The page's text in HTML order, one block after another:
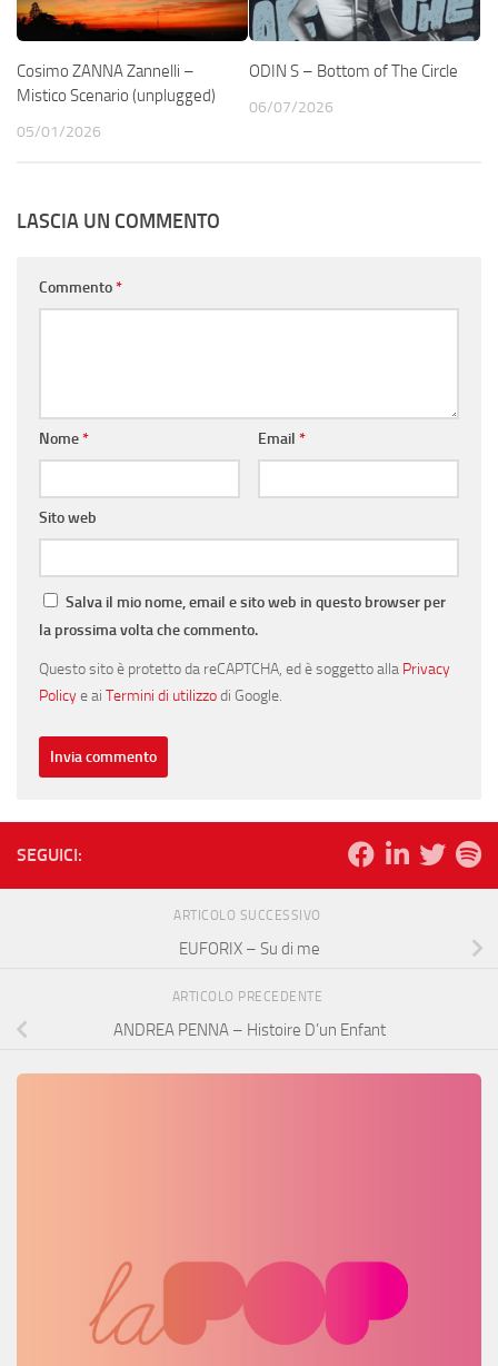
Cosimo ZANNA Zannelli –
Mistico Scenario (unplugged)
05/01/2026
ODIN S – Bottom of The Circle
06/07/2026
LASCIA UN COMMENTO
Commento*
Nome* Email *
Sito web
Salva il mio nome, email e sito web in questo browser per
la prossima volta che commento.
Questo sito è protetto da reCAPTCHA, ed è soggetto alla Privacy
Policye ai Termini di utilizzodi Google.
SEGUICI:
ARTICOLO SUCCESSIVO
EUFORIX – Su di me
ARTICOLO PRECEDENTE
ANDREA PENNA – Histoire D’un Enfant